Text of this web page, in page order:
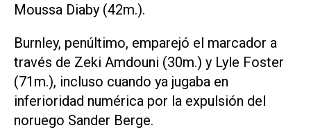
Moussa Diaby (42m.).
Burnley, penúltimo, emparejó el marcador a
través de Zeki Amdouni (30m.) y Lyle Foster
(71m.), incluso cuando ya jugaba en
inferioridad numérica por la expulsión del
noruego Sander Berge.